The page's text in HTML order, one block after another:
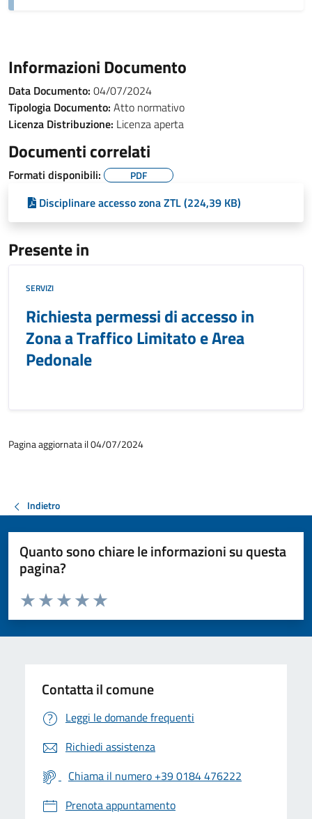
Informazioni Documento
Data Documento: 04/07/2024
Tipologia Documento: Atto normativo
Licenza Distribuzione: Licenza aperta
Documenti correlati
Formati disponibili: PDF
Disciplinare accesso zona ZTL (224,39 KB)
Presente in
SERVIZI
Richiesta permessi di accesso in
Zona a Traffico Limitato e Area
Pedonale
Pagina aggiornata il 04/07/2024
Indietro
Quanto sono chiare le informazioni su questa
pagina?
Valuta da 1 a 5 stelle la pagina
Valuta 5 stelle su 5
Valuta 4 stelle su 5
Valuta 3 stelle su 5
Valuta 2 stelle su 5
Valuta 1 stelle su 5
Contatta il comune
Leggi le domande frequenti
Richiedi assistenza
Chiama il numero +39 0184 476222
Prenota appuntamento